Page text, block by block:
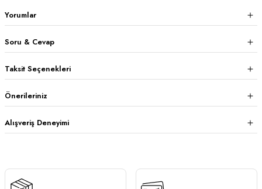
Yorumlar
Soru & Cevap
Taksit Seçenekleri
Önerileriniz
Alışveriş Deneyimi